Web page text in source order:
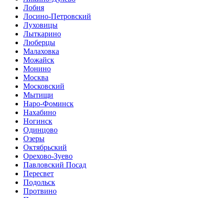
Лобня
Лосино-Петровский
Луховицы
Лыткарино
Люберцы
Малаховка
Можайск
Монино
Москва
Московский
Мытищи
Наро-Фоминск
Нахабино
Ногинск
Одинцово
Озеры
Октябрьский
Орехово-Зуево
Павловский Посад
Пересвет
Подольск
Протвино